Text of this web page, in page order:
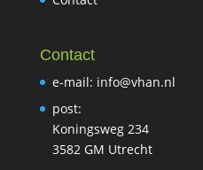
Contact
e-mail: info@vhan.nl
post:
Koningsweg 234
3582 GM Utrecht